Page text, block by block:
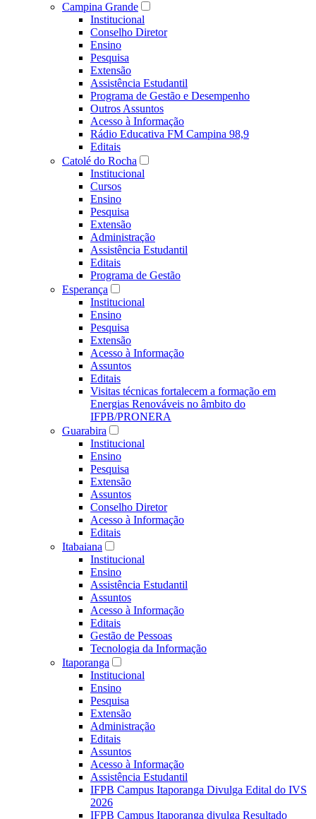
Campina Grande
Institucional
Conselho Diretor
Ensino
Pesquisa
Extensão
Assistência Estudantil
Programa de Gestão e Desempenho
Outros Assuntos
Acesso à Informação
Rádio Educativa FM Campina 98,9
Editais
Catolé do Rocha
Institucional
Cursos
Ensino
Pesquisa
Extensão
Administração
Assistência Estudantil
Editais
Programa de Gestão
Esperança
Institucional
Ensino
Pesquisa
Extensão
Acesso à Informação
Assuntos
Editais
Visitas técnicas fortalecem a formação em
Energias Renováveis no âmbito do
IFPB/PRONERA
Guarabira
Institucional
Ensino
Pesquisa
Extensão
Assuntos
Conselho Diretor
Acesso à Informação
Editais
Itabaiana
Institucional
Ensino
Assistência Estudantil
Assuntos
Acesso à Informação
Editais
Gestão de Pessoas
Tecnologia da Informação
Itaporanga
Institucional
Ensino
Pesquisa
Extensão
Administração
Editais
Assuntos
Acesso à Informação
Assistência Estudantil
IFPB Campus Itaporanga Divulga Edital do IVS
2026
IFPB Campus Itaporanga divulga Resultado